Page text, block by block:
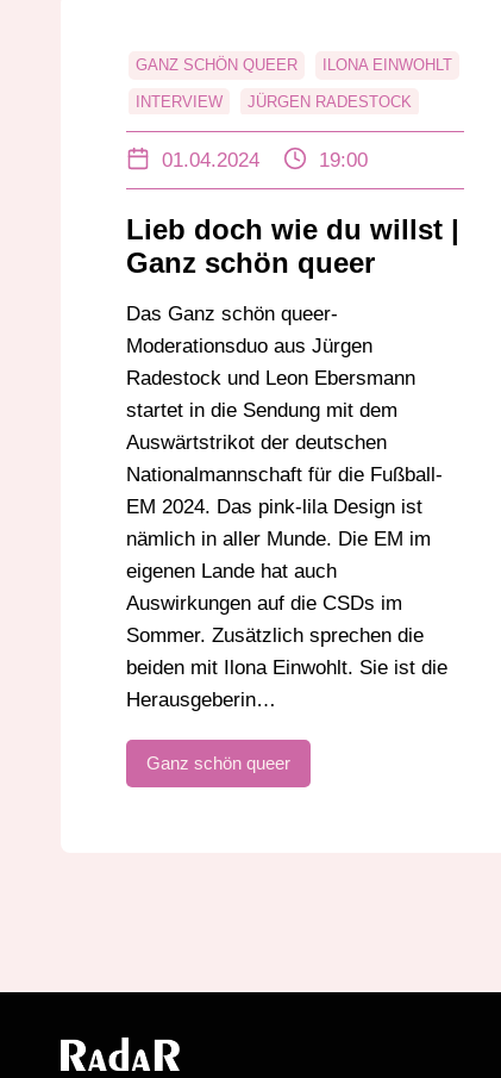
GANZ SCHÖN QUEER ILONA EINWOHLT
INTERVIEW JÜRGEN RADESTOCK
LIEB DOCH WIE DU WILLST
01.04.2024 19:00
Lieb doch wie du willst |
Ganz schön queer
Das Ganz schön queer-
Moderationsduo aus Jürgen
Radestock und Leon Ebersmann
startet in die Sendung mit dem
Auswärtstrikot der deutschen
Nationalmannschaft für die Fußball-
EM 2024. Das pink-lila Design ist
nämlich in aller Munde. Die EM im
eigenen Lande hat auch
Auswirkungen auf die CSDs im
Sommer. Zusätzlich sprechen die
beiden mit Ilona Einwohlt. Sie ist die
Herausgeberin…
Ganz schön queer